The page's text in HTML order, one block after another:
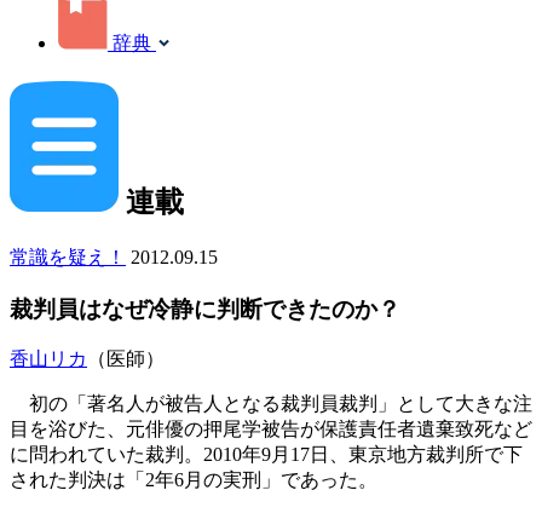
辞典
連載
常識を疑え！ 2012.09.15
裁判員はなぜ冷静に判断できたのか？
香山リカ （医師）
初の「著名人が被告人となる裁判員裁判」として大きな注
目を浴びた、元俳優の押尾学被告が保護責任者遺棄致死など
に問われていた裁判。2010年9月17日、東京地方裁判所で下
された判決は「2年6月の実刑」であった。